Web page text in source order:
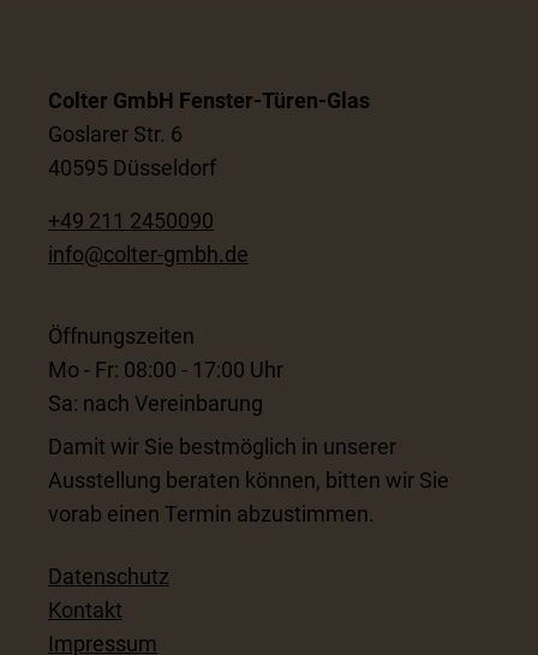
Colter GmbH Fenster-Türen-Glas
Goslarer Str. 6
40595 Düsseldorf
+49 211 2450090
info@colter-gmbh.de
Öffnungszeiten
Mo - Fr: 08:00 - 17:00 Uhr
Sa: nach Vereinbarung
Damit wir Sie bestmöglich in unserer
Ausstellung beraten können, bitten wir Sie
vorab einen Termin abzustimmen.
Datenschutz
Kontakt
Impressum